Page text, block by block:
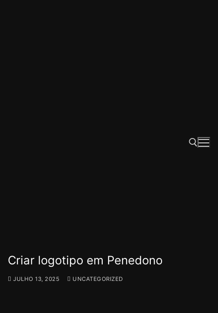
Criar logotipo em Penedono
JULHO 13, 2025 UNCATEGORIZED